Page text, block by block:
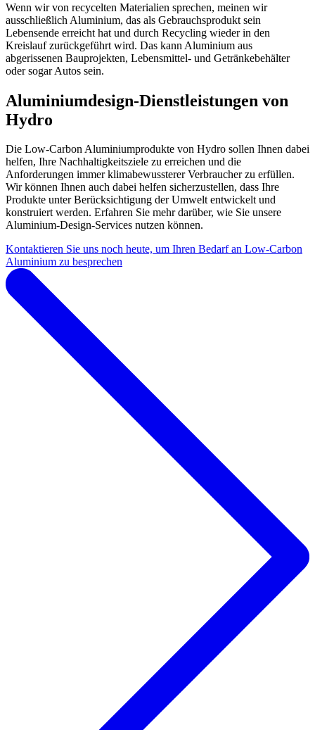
Wenn wir von recycelten Materialien sprechen, meinen wir
ausschließlich Aluminium, das als Gebrauchsprodukt sein
Lebensende erreicht hat und durch Recycling wieder in den
Kreislauf zurückgeführt wird. Das kann Aluminium aus
abgerissenen Bauprojekten, Lebensmittel- und Getränkebehälter
oder sogar Autos sein.
Aluminiumdesign-Dienstleistungen von
Hydro
Die Low-Carbon Aluminiumprodukte von Hydro sollen Ihnen dabei
helfen, Ihre Nachhaltigkeitsziele zu erreichen und die
Anforderungen immer klimabewussterer Verbraucher zu erfüllen.
Wir können Ihnen auch dabei helfen sicherzustellen, dass Ihre
Produkte unter Berücksichtigung der Umwelt entwickelt und
konstruiert werden. Erfahren Sie mehr darüber, wie Sie unsere
Aluminium-Design-Services nutzen können.
Kontaktieren Sie uns noch heute, um Ihren Bedarf an Low-Carbon
Aluminium zu besprechen